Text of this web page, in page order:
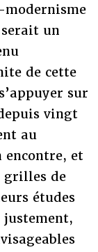
modernisme
un
de cette
sur
vingt
au
encontre, et
grilles de
études